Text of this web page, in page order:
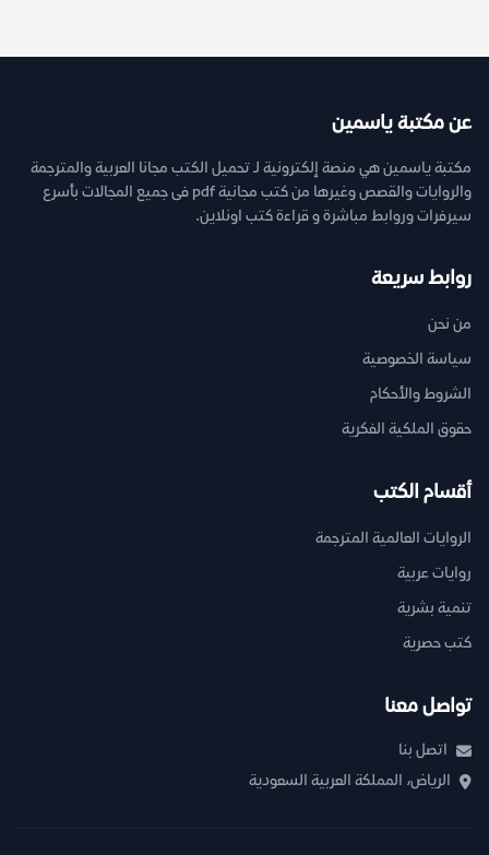
عن مكتبة ياسمين
مكتبة ياسمين هي منصة إلكترونية لـ تحميل الكتب مجانا العربية والمترجمة
والروايات والقصص وغيرها من كتب مجانية pdf فى جميع المجالات بأسرع
سيرفرات وروابط مباشرة و قراءة كتب اونلاين.
روابط سريعة
من نحن
سياسة الخصوصية
الشروط والأحكام
حقوق الملكية الفكرية
أقسام الكتب
الروايات العالمية المترجمة
روايات عربية
تنمية بشرية
كتب حصرية
تواصل معنا
اتصل بنا
الرياض، المملكة العربية السعودية